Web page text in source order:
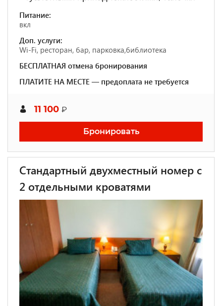
Питание:
вкл
Доп. услуги:
Wi-Fi, ресторан, бар, парковка,библиотека
БЕСПЛАТНАЯ отмена бронирования
ПЛАТИТЕ НА МЕСТЕ — предоплата не требуется
11 100 ₽
Бронировать
Стандартный двухместный номер с
2 отдельными кроватями